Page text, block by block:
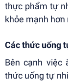
thực phẩm tự
khỏe mạnh hơn
Các thức uống
Bên cạnh việc
thức uống tự